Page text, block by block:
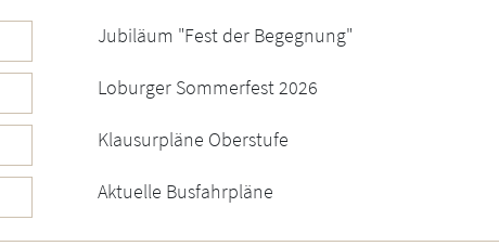
Jubiläum "Fest der Begegnung"
Loburger Sommerfest 2026
Klausurpläne Oberstufe
Aktuelle Busfahrpläne